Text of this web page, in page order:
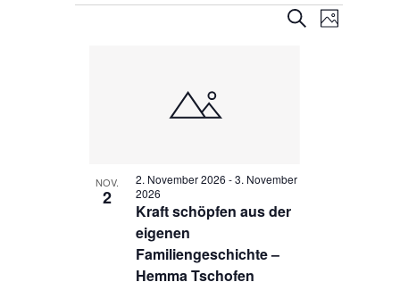
SucheFoto
Veranstaltungen
View
NOV.
2
Kraft schöpfen aus der
eigenen
Familiengeschichte –
Hemma Tschofen
2. November 2026 -3. November
2026